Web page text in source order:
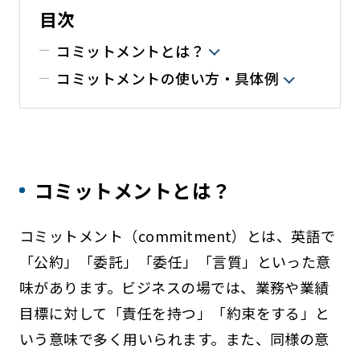
目次
コミットメントとは？
コミットメントの使い方・具体例
コミットメントとは？
コミットメント（commitment）とは、英語で
「公約」「委託」「委任」「言質」といった意
味があります。ビジネスの場では、業務や業績
目標に対して「責任を持つ」「約束をする」と
いう意味で多く用いられます。また、同様の意